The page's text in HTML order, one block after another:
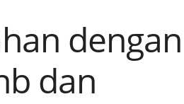
dengan
dan